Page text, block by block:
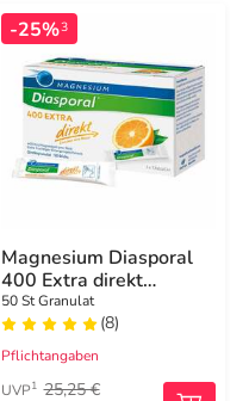
-25%3
Magnesium Diasporal
400 Extra direkt
Granulat
50 St Granulat
(8)
Pflichtangaben
UVP1 25,25 €